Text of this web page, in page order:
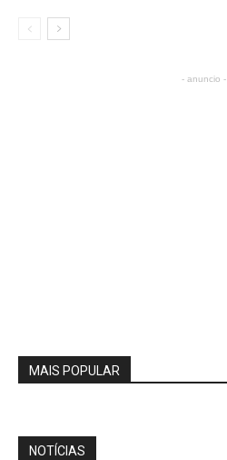
- anuncio -
MAIS POPULAR
NOTÍCIAS